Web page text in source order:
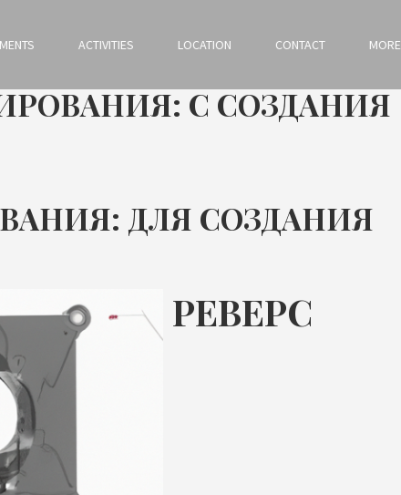
ACTIVITIES LOCATION CONTACT MORE
С СОЗДАНИЯ
ДЛЯ СОЗДАНИЯ
РЕВЕРС